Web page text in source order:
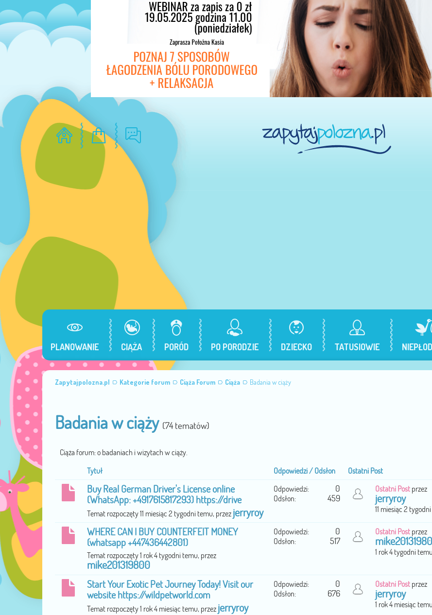
PLANOWANIE CIĄŻA PORÓD PO PORODZIE DZIECKO TATUSIOWIE
Zapytajpolozna.pl Kategorie forum Ciąża Forum Ciąża Badania w ciąży
Badania w ciąży (74 tematów)
Ciąża forum: o badaniach i wizytach w ciąży.
Tytuł
Odpowiedzi / Odsłon Ostatni Post
Buy Real German Driver's License online
(WhatsApp: +4917615817293) https://drive
Temat rozpoczęty 11 miesiąc 2 tygodni temu, przez jerryroy
Odpowiedzi: 0
Odsłon: 459
Ostatni Postprzez
jerryroy
11 miesiąc 2
WHERE CAN I BUY COUNTERFEIT MONEY
(‪whatsapp +447436442801)
Temat rozpoczęty 1 rok 4 tygodni temu, przez
mike201319800
Odpowiedzi: 0
Odsłon: 517
Ostatni Postprzez
1 rok 4 tygodni temu
Start Your Exotic Pet Journey Today! Visit our
website https://wildpetworld.com
Temat rozpoczęty 1 rok 4 miesiąc temu, przez jerryroy
Odpowiedzi: 0
Odsłon: 676
Ostatni Postprzez
jerryroy
1 rok 4 miesiąc temu